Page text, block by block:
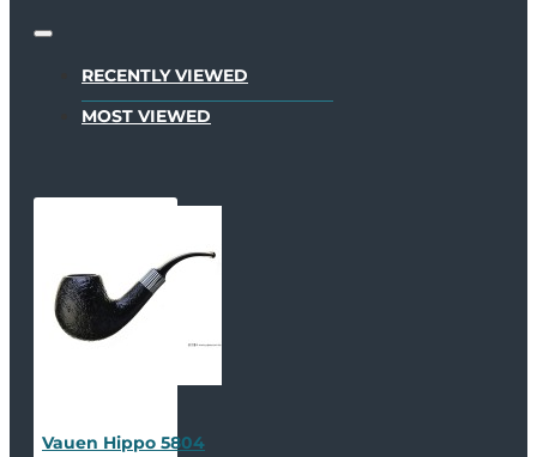
RECENTLY VIEWED
MOST VIEWED
Vauen Hippo 5804